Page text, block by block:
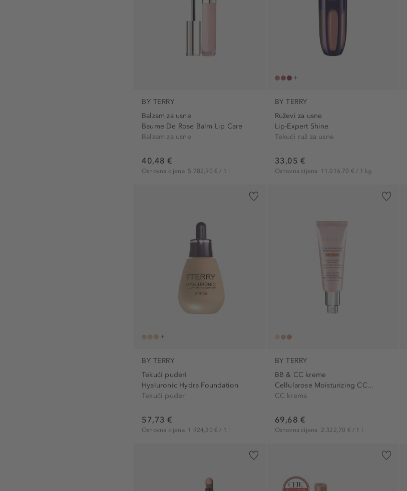
BY TERRY
Balzam za usne
Baume De Rose Balm Lip Care
Balzam za usne
40,48 €
Osnovna cijena 5.782,90 € / 1 l
BY TERRY
Ruževi za usne
Lip-Expert Shine
Tekući ruž za usne
33,05 €
Osnovna cijena 11.016,70 € / 1 kg
BY TERRY
Tekući puderi
Hyaluronic Hydra Foundation
Tekući puder
57,73 €
Osnovna cijena 1.924,30 € / 1 l
BY TERRY
BB & CC kreme
Cellularose Moisturizing CC...
CC krema
69,68 €
Osnovna cijena 2.322,70 € / 1 l